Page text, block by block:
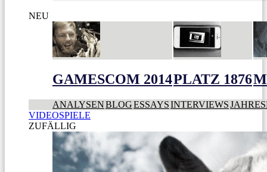
NEU
GAMESCOM 2014PLATZ 1876
ANALYSENBLOGESSAYSINTERVIEWS
VIDEOSPIELE
ZUFÄLLIG